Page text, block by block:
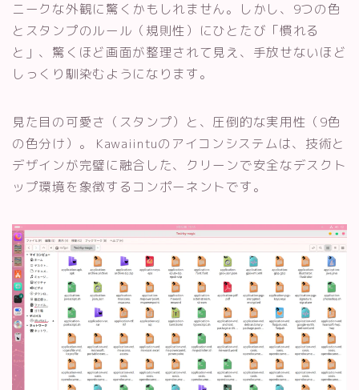
ニークな外観に驚くかもしれません。しかし、9つの色
とスタンプのルール（規則性）にひとたび「慣れる
と」、驚くほど画面が整理されて見え、手放せないほど
しっくり馴染むようになります。
見た目の可愛さ（スタンプ）と、圧倒的な実用性（9色
の色分け）。 Kawaiintuのアイコンシステムは、技術と
デザインが完璧に融合した、クリーンで安全なデスクト
ップ環境を象徴するコンポーネントです。